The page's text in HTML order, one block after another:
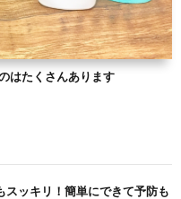
はたくさんあります
スッキリ！簡単にできて予防も